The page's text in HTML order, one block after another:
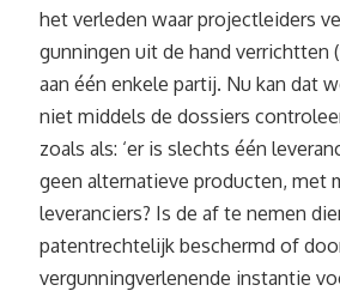
het verleden waar projectleiders
gunningen uit de hand verrichtten
aan één enkele partij. Nu kan dat
niet middels de dossiers
zoals als: ‘er is slechts één
geen alternatieve producten, met
leveranciers? Is de af te nemen
patentrechtelijk beschermd of
vergunningverlenende instantie